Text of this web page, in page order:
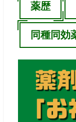
薬歴
同種同効